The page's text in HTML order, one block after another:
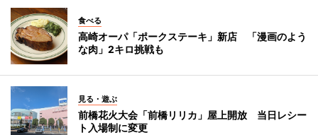
食べる
高崎オーパ「ポークステーキ」新店 「漫画のよう
な肉」2キロ挑戦も
見る・遊ぶ
前橋花火大会「前橋リリカ」屋上開放 当日レシー
ト入場制に変更